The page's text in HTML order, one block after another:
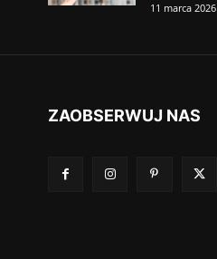
11 marca 2026
ZAOBSERWUJ NAS